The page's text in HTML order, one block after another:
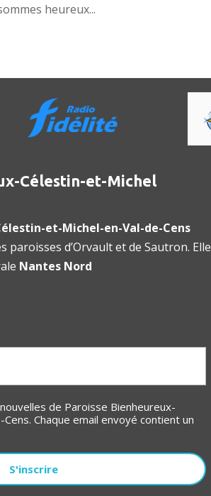
heureux...
Célestin-et-Michel
et-Michel-en-Val-de-Cens
paroisses d’Orvault et de Sautron. Elle
Nantes Nord
Bienheureux-
Chaque email envoyé contient un